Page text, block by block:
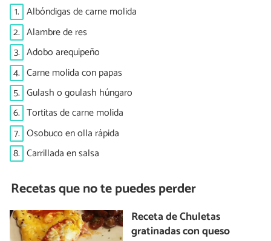
1. Albóndigas de carne molida
2. Alambre de res
3. Adobo arequipeño
4. Carne molida con papas
5. Gulash o goulash húngaro
6. Tortitas de carne molida
7. Osobuco en olla rápida
8. Carrillada en salsa
Recetas que no te puedes perder
Receta de Chuletas
gratinadas con queso